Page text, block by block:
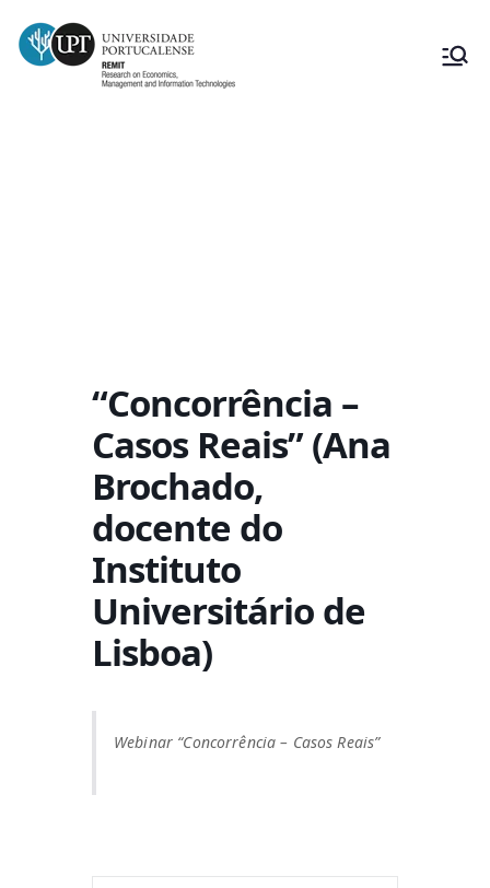
“Concorrência –
Casos Reais” (Ana
Brochado,
docente do
Instituto
Universitário de
Lisboa)
Webinar “Concorrência – Casos Reais”